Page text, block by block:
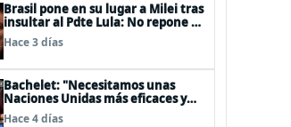
Brasil pone en su lugar a Milei tras
insultar al Pdte Lula: No repone al
embajador en BBSS y rebaja la
relación bilateral
Hace 3 días
Bachelet: "Necesitamos unas
Naciones Unidas más eficaces y
cercanas a las personas"
Hace 4 días